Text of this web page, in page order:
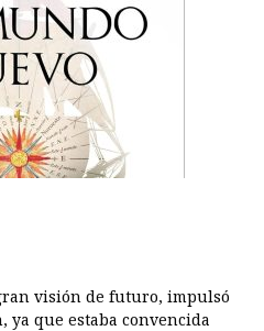
visión de futuro, impulsó
ya que estaba convencida